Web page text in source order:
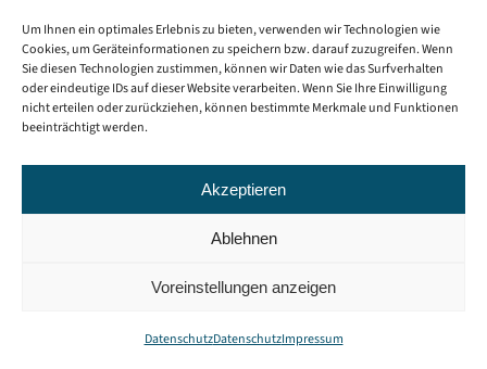
Um Ihnen ein optimales Erlebnis zu bieten, verwenden wir Technologien wie
Cookies, um Geräteinformationen zu speichern bzw. darauf zuzugreifen. Wenn
Sie diesen Technologien zustimmen, können wir Daten wie das Surfverhalten
oder eindeutige IDs auf dieser Website verarbeiten. Wenn Sie Ihre Einwilligung
nicht erteilen oder zurückziehen, können bestimmte Merkmale und Funktionen
beeinträchtigt werden.
Akzeptieren
Ablehnen
Voreinstellungen anzeigen
DatenschutzDatenschutzImpressum
Browser automatisch an uns übermittelt. Dies sind:
Browsertyp und Browserversion
verwendetes Betriebssystem
Referrer URL
Hostname des zugreifenden Rechners
Uhrzeit der Serveranfrage
Eine Zusammenführung dieser Daten mit anderen
Datenquellen wird nicht vorgenommen. Wir behalten uns